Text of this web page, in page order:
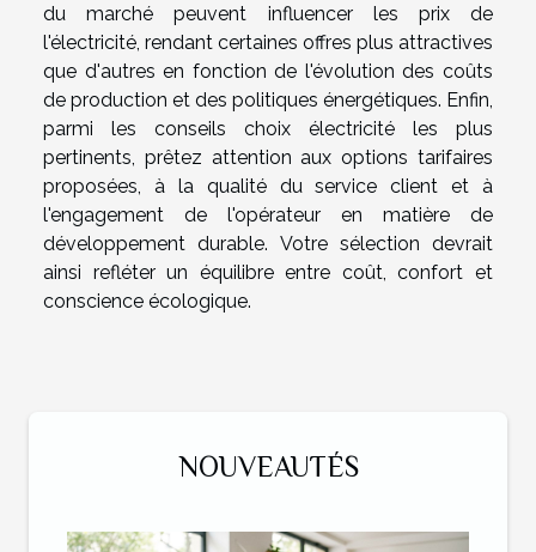
du marché peuvent influencer les prix de
l'électricité, rendant certaines offres plus attractives
que d'autres en fonction de l'évolution des coûts
de production et des politiques énergétiques. Enfin,
parmi les conseils choix électricité les plus
pertinents, prêtez attention aux options tarifaires
proposées, à la qualité du service client et à
l'engagement de l'opérateur en matière de
développement durable. Votre sélection devrait
ainsi refléter un équilibre entre coût, confort et
conscience écologique.
NOUVEAUTÉS